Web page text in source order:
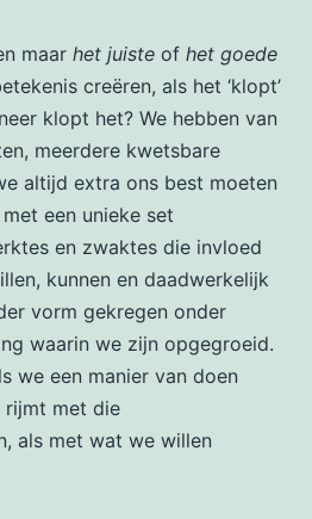
maar het juiste of het goede
creëren, als het ‘klopt’
klopt het? We hebben van
meerdere kwetsbare
altijd extra ons best moeten
een unieke set
en zwaktes die invloed
kunnen en daadwerkelijk
vorm gekregen onder
waarin we zijn opgegroeid.
we een manier van doen
rijmt met die
als met wat we willen